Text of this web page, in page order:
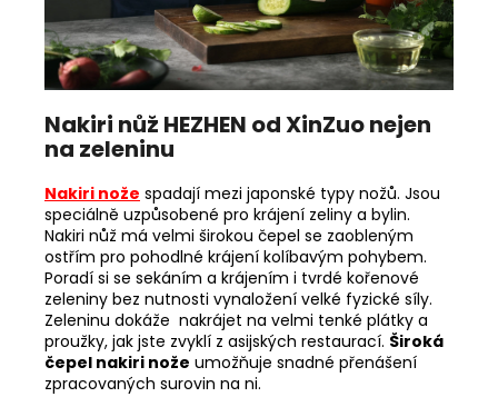
Nakiri nůž HEZHEN od XinZuo nejen
na zeleninu
Nakiri nože spadají mezi japonské typy nožů. Jsou
speciálně uzpůsobené pro krájení zeliny a bylin.
Nakiri nůž má velmi širokou čepel se zaobleným
ostřím pro pohodlné krájení kolíbavým pohybem.
Poradí si se sekáním a krájením i tvrdé kořenové
zeleniny bez nutnosti vynaložení velké fyzické síly.
Zeleninu dokáže nakrájet na velmi tenké plátky a
proužky, jak jste zvyklí z asijských restaurací. Široká
čepel nakiri nože umožňuje snadné přenášení
zpracovaných surovin na ni.